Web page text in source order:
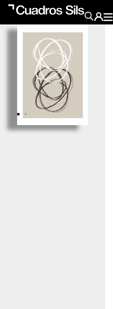
Obra Pictórica
Obra Gráfica
Inspiración
Crea tu pared